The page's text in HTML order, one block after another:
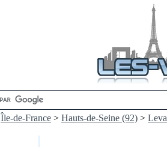
Île-de-France > Hauts-de-Seine (92) >